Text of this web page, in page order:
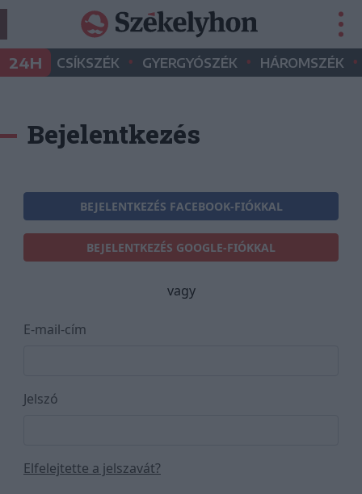
24H CSÍKSZÉK • GYERGYÓSZÉK • HÁROMSZÉK •
Bejelentkezés
BEJELENTKEZÉS FACEBOOK-FIÓKKAL
BEJELENTKEZÉS GOOGLE-FIÓKKAL
vagy
E-mail-cím
Jelszó
Elfelejtette a jelszavát?